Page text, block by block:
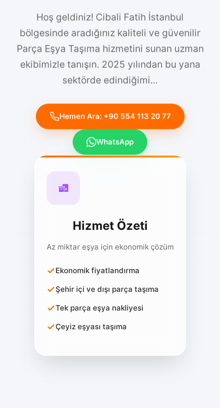
Hoş geldiniz! Cibali Fatih İstanbul
bölgesinde aradığınız kaliteli ve güvenilir
Parça Eşya Taşıma hizmetini sunan uzman
ekibimizle tanışın. 2025 yılından bu yana
sektörde edindiğimi...
Hizmet Özeti
Az miktar eşya için ekonomik çözüm
Ekonomik fiyatlandırma
Şehir içi ve dışı parça taşıma
Tek parça eşya nakliyesi
Çeyiz eşyası taşıma